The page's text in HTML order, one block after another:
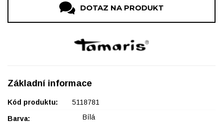
DOTAZ NA PRODUKT
Základní informace
Kód produktu: 5118781
Barva: Bílá